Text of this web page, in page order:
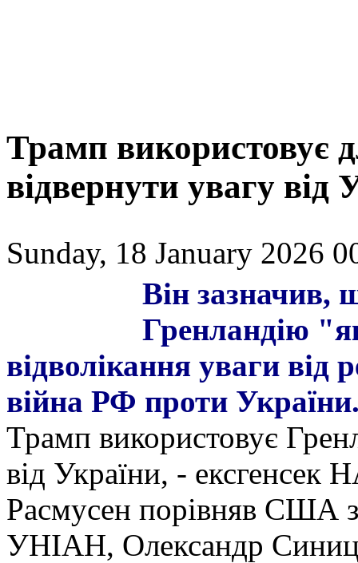
Трамп використовує
відвернути увагу від
Sunday, 18 January 2026
Він зазначив,
Гренландію
відволікання уваги від
війна РФ проти
Трамп використовує
від України, - ексгенсек
Расмусен порівняв США
УНІАН, Олександр